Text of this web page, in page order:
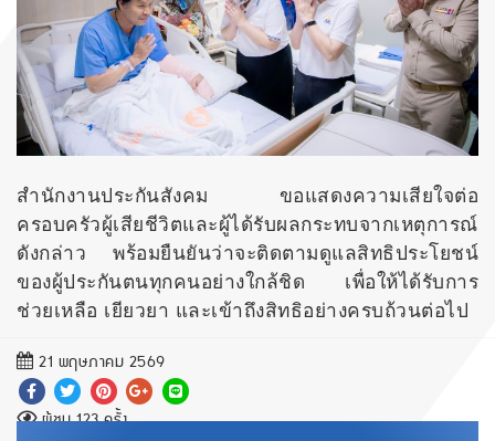
สำนักงานประกันสังคม ขอแสดงความเสียใจต่อ
ครอบครัวผู้เสียชีวิตและผู้ได้รับผลกระทบจากเหตุการณ์
ดังกล่าว พร้อมยืนยันว่าจะติดตามดูแลสิทธิประโยชน์
ของผู้ประกันตนทุกคนอย่างใกล้ชิด เพื่อให้ได้รับการ
ช่วยเหลือ เยียวยา และเข้าถึงสิทธิอย่างครบถ้วนต่อไป
21 พฤษภาคม 2569
ผู้ชม 123 ครั้ง